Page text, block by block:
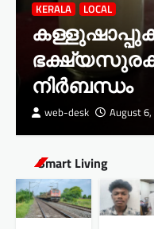
KERALA LOCAL
നിർബന്ധം
web-desk August
Smart Living